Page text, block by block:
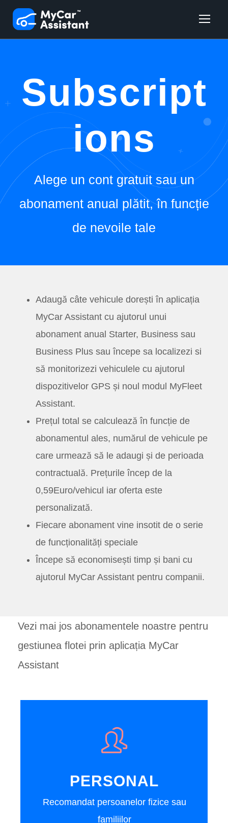
Subscript
ions
Alege un cont gratuit sau un
abonament anual plătit, în funcție
de nevoile tale
Adaugă câte vehicule dorești în aplicația
MyCar Assistant cu ajutorul unui
abonament anual Starter, Business sau
Business Plus sau începe sa localizezi si
să monitorizezi vehiculele cu ajutorul
dispozitivelor GPS și noul modul MyFleet
Assistant.
Prețul total se calculează în funcție de
abonamentul ales, numărul de vehicule pe
care urmează să le adaugi și de perioada
contractuală. Prețurile încep de la
0,59Euro/vehicul iar oferta este
personalizată.
Fiecare abonament vine insotit de o serie
de funcționalități speciale
Începe să economisești timp și bani cu
ajutorul MyCar Assistant pentru companii.
Vezi mai jos abonamentele noastre pentru
gestiunea flotei prin aplicația MyCar
Assistant
PERSONAL
Recomandat persoanelor fizice sau
familiilor